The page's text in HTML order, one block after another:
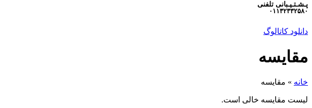
پـشـتـیـبانی تلفنی
۰۱۱۳۲۳۳۲۵۸۰
دانلود کاتالوگ
مقایسه
خانه » مقایسه
لیست مقایسه خالی است.